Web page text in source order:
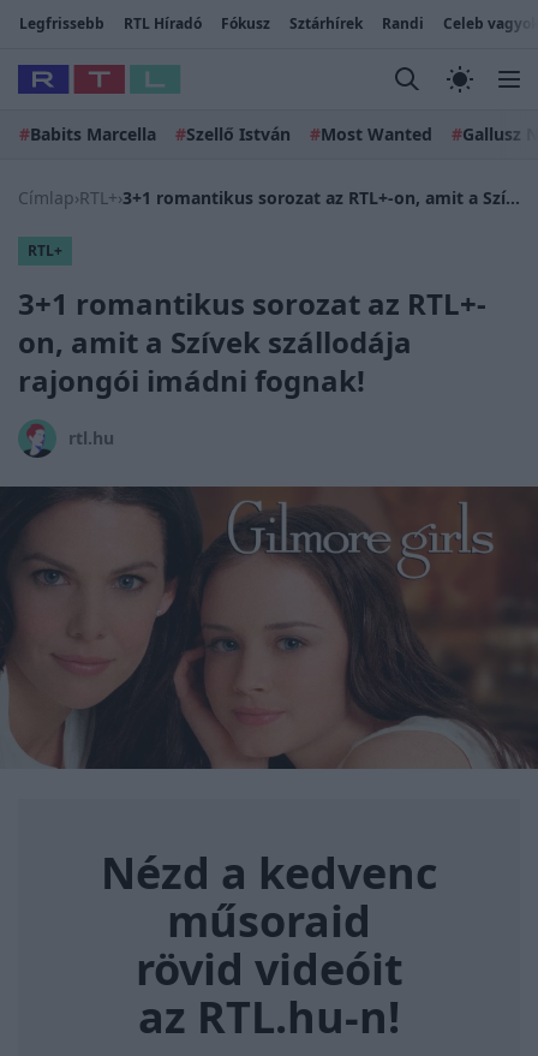
Legfrissebb RTL Híradó Fókusz Sztárhírek Randi Celeb
#Babits Marcella #Szellő István #Most Wanted #Gallusz
Címlap›RTL+› 3+1 romantikus sorozat az RTL+-on, amit a Szívek szállodája rajongói imádni fognak!
RTL+
3+1 romantikus sorozat az RTL+-
on, amit a Szívek szállodája
rajongói imádni fognak!
rtl.hu
Nézd a kedvenc
műsoraid
rövid videóit
az RTL.hu-n!